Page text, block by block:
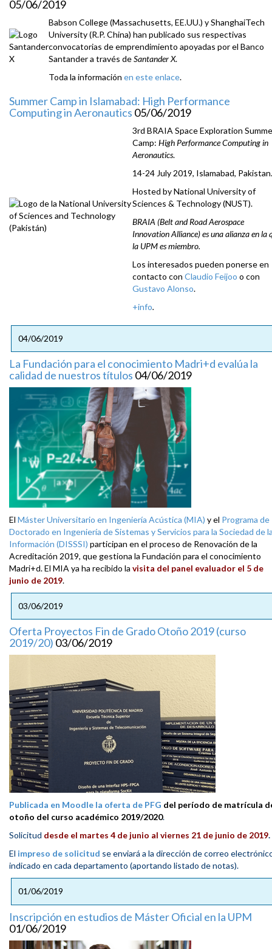
05/06/2019
Babson College (Massachusetts, EE.UU.) y ShanghaiTech
University (R.P. China) han publicado sus respectivas
convocatorias de emprendimiento apoyadas por el Banco
Santander a través deSantander X.
Toda la información en este enlace.
Summer Camp in Islamabad: High Performance
Computing in Aeronautics 05/06/2019
3rd BRAIA Space Exploration
Camp: High Performance Computing in
Aeronautics.
14-24 July 2019, Islamabad, Pakistan.
Hosted by National University of
Sciences & Technology (NUST).
BRAIA (Belt and Road Aerospace
Innovation Alliance) es una alianza en la
la UPM es miembro.
Los interesados pueden ponerse en
contacto con Claudio Feijoo o con
Gustavo Alonso.
+info.
04/06/2019
La Fundación para el conocimiento Madri+d evalúa la
calidad de nuestros títulos 04/06/2019
El Máster Universitario en Ingeniería Acústica (MIA) y el Programa de
Doctorado en Ingeniería de Sistemas y Servicios para la Sociedad de
Información (DISSSI) participan en el proceso de Renovación de la
Acreditación 2019, que gestiona la Fundación para el conocimiento
Madri+d. El MIA ya ha recibido la visita del panel evaluador el 5 de
junio de 2019.
03/06/2019
Oferta Proyectos Fin de Grado Otoño 2019 (curso
2019/20) 03/06/2019
Publicada en Moodle la oferta de PFG del período de matrícula
otoño del curso académico 2019/2020.
Solicitud desde el martes 4 de junio al viernes 21 de junio de 2019.
El impreso de solicitud se enviará a la dirección de correo
indicado en cada departamento (aportando listado de notas).
01/06/2019
Inscripción en estudios de Máster Oficial en la UPM
01/06/2019